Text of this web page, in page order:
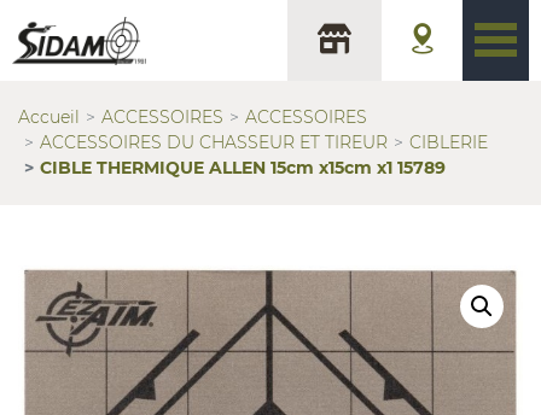
Accueil ACCESSOIRES
ACCESSOIRES
ACCESSOIRES DU CHASSEUR ET TIREUR
CIBLERIE
CIBLE THERMIQUE ALLEN 15cm x15cm x1 15789